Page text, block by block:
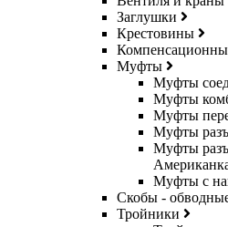
Заглушки
Крестовины
Муфты
Муфты
Муфты
Муфты
Муфты
Муфты
Муфты с
Скобы -
Тройники